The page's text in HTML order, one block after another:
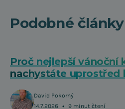
Podobné články
Proč nejlepší vánoční
nachystáte uprostřed
David Pokorný
14.7.2026
• 9 minut čtení